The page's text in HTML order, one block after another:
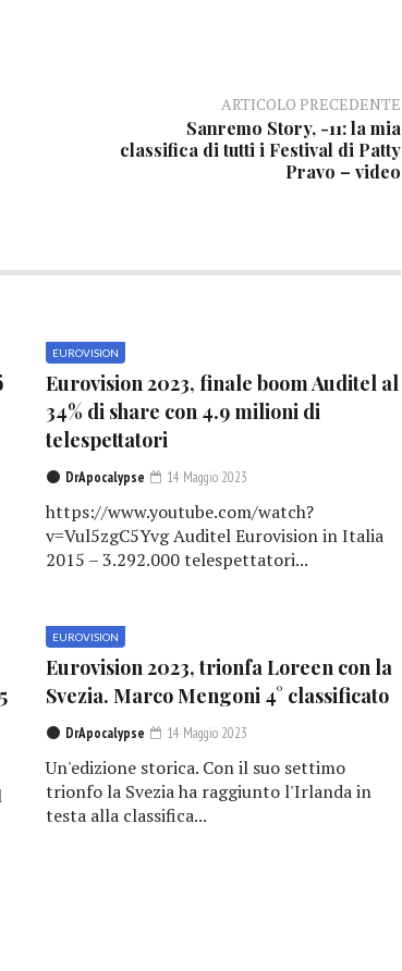
ARTICOLO PRECEDENTE
Sanremo Story, -11: la mia
classifica di tutti i Festival di Patty
Pravo – video
EUROVISION
Eurovision 2023, finale boom Auditel al
34% di share con 4.9 milioni di
telespettatori
DrApocalypse 14 Maggio 2023
https://www.youtube.com/watch?
v=Vul5zgC5Yvg Auditel Eurovision in Italia
2015 – 3.292.000 telespettatori...
EUROVISION
Eurovision 2023, trionfa Loreen con la
Svezia. Marco Mengoni 4° classificato
DrApocalypse 14 Maggio 2023
Un'edizione storica. Con il suo settimo
trionfo la Svezia ha raggiunto l'Irlanda in
testa alla classifica...